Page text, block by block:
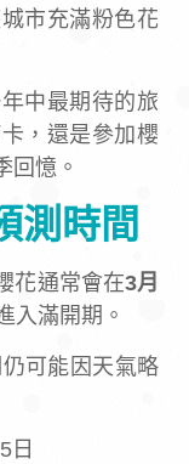
市充滿粉色花
中最期待的旅
，還是參加櫻
回憶。
測時間
花通常會在3月
入滿開期。
可能因天氣略
日